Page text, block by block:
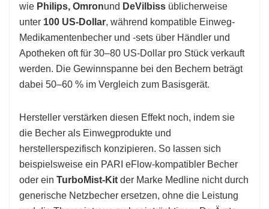
wie Philips, Omronund DeVilbiss üblicherweise
unter 100 US-Dollar, während kompatible Einweg-
Medikamentenbecher und -sets über Händler und
Apotheken oft für 30–80 US-Dollar pro Stück verkauft
werden. Die Gewinnspanne bei den Bechern beträgt
dabei 50–60 % im Vergleich zum Basisgerät.
Hersteller verstärken diesen Effekt noch, indem sie
die Becher als Einwegprodukte und
herstellerspezifisch konzipieren. So lassen sich
beispielsweise ein PARI eFlow-kompatibler Becher
oder ein TurboMist-Kit der Marke Medline nicht durch
generische Netzbecher ersetzen, ohne die Leistung